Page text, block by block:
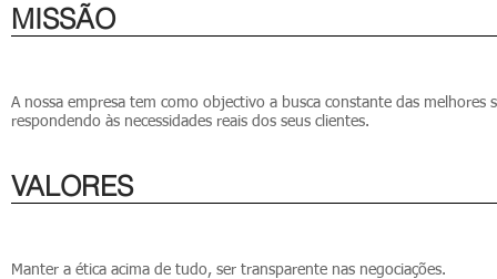
MISSÃO
A nossa empresa tem como objectivo a busca constante das
respondendo às necessidades reais dos seus clientes.
VALORES
Manter a ética acima de tudo, ser transparente nas negociações.